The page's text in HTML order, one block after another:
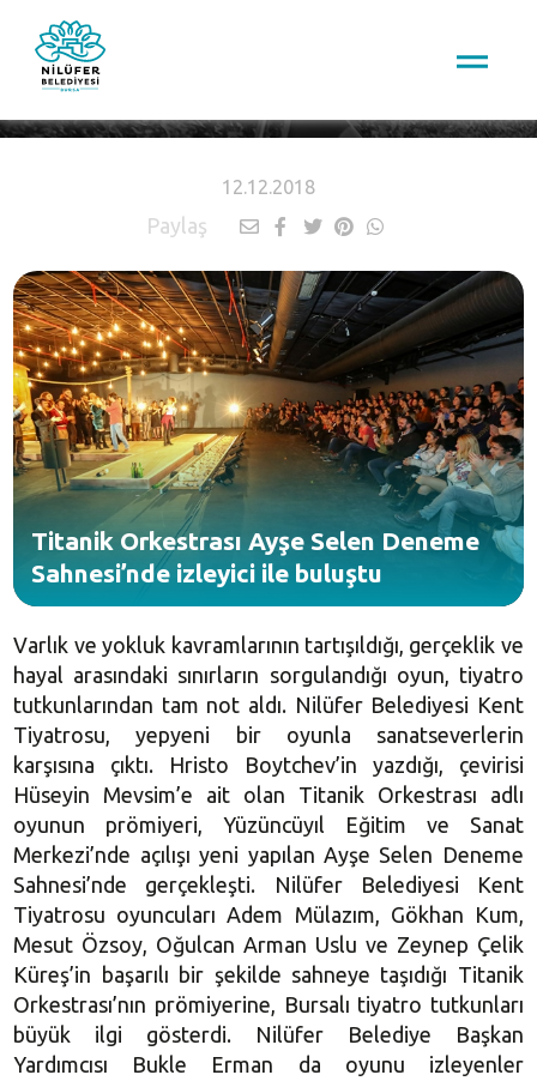
12.12.2018
Paylaş
Titanik Orkestrası Ayşe Selen Deneme
Sahnesi’nde izleyici ile buluştu
Varlık ve yokluk kavramlarının tartışıldığı, gerçeklik ve
hayal arasındaki sınırların sorgulandığı oyun, tiyatro
tutkunlarından tam not aldı. Nilüfer Belediyesi Kent
Tiyatrosu, yepyeni bir oyunla sanatseverlerin
karşısına çıktı. Hristo Boytchev’in yazdığı, çevirisi
Hüseyin Mevsim’e ait olan Titanik Orkestrası adlı
oyunun prömiyeri, Yüzüncüyıl Eğitim ve Sanat
Merkezi’nde açılışı yeni yapılan Ayşe Selen Deneme
Sahnesi’nde gerçekleşti. Nilüfer Belediyesi Kent
Tiyatrosu oyuncuları Adem Mülazım, Gökhan Kum,
Mesut Özsoy, Oğulcan Arman Uslu ve Zeynep Çelik
Küreş’in başarılı bir şekilde sahneye taşıdığı Titanik
Orkestrası’nın prömiyerine, Bursalı tiyatro tutkunları
büyük ilgi gösterdi. Nilüfer Belediye Başkan
Yardımcısı Bukle Erman da oyunu izleyenler